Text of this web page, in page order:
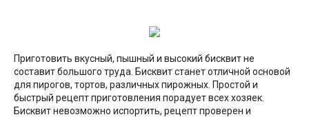
Приготовить вкусный, пышный и высокий бисквит не
составит большого труда. Бисквит станет отличной основой
для пирогов, тортов, различных пирожных. Простой и
быстрый рецепт приготовления порадует всех хозяек.
Бисквит невозможно испортить, рецепт проверен и